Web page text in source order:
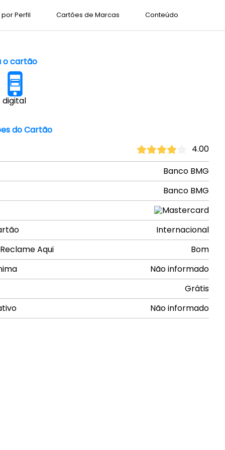
Perfil Cartões de Marcas Conteúdo
o cartão
digital
do Cartão
4.00
Banco BMG
Banco BMG
Internacional
Aqui
Bom
Não informado
Grátis
Não informado